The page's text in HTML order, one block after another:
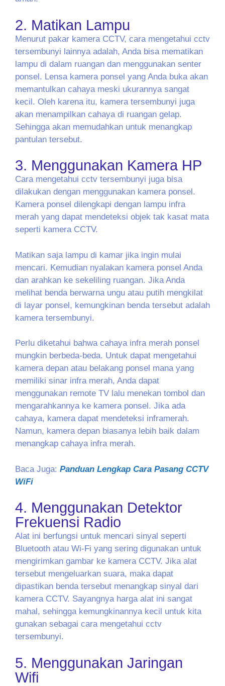
2. Matikan Lampu
Menurut pakar kamera CCTV, cara mengetahui cctv
tersembunyi lainnya adalah, Anda bisa mematikan
lampu di dalam ruangan dan menggunakan senter
ponsel. Lensa kamera ponsel yang Anda buka akan
memantulkan cahaya meski ukurannya sangat
kecil. Oleh karena itu, kamera tersembunyi juga
akan menampilkan cahaya di ruangan gelap.
Sehingga akan memudahkan untuk menangkap
pantulan tersebut.
3. Menggunakan Kamera HP
Cara mengetahui cctv tersembunyi juga bisa
dilakukan dengan menggunakan kamera ponsel.
Kamera ponsel dilengkapi dengan lampu infra
merah yang dapat mendeteksi objek tak kasat mata
seperti kamera CCTV.
Matikan saja lampu di kamar jika ingin mulai
mencari. Kemudian nyalakan kamera ponsel Anda
dan arahkan ke sekeliling ruangan. Jika Anda
melihat benda berwarna ungu atau putih mengkilat
di layar ponsel, kemungkinan benda tersebut adalah
kamera tersembunyi.
Perlu diketahui bahwa cahaya infra merah ponsel
mungkin berbeda-beda. Untuk dapat mengetahui
kamera depan atau belakang ponsel mana yang
memiliki sinar infra merah, Anda dapat
menggunakan remote TV lalu menekan tombol dan
mengarahkannya ke kamera ponsel. Jika ada
cahaya, kamera dapat mendeteksi inframerah.
Namun, kamera depan biasanya lebih baik dalam
menangkap cahaya infra merah.
Baca Juga: Panduan Lengkap Cara Pasang CCTV
WiFi
4. Menggunakan Detektor
Frekuensi Radio
Alat ini berfungsi untuk mencari sinyal seperti
Bluetooth atau Wi-Fi yang sering digunakan untuk
mengirimkan gambar ke kamera CCTV. Jika alat
tersebut mengeluarkan suara, maka dapat
dipastikan benda tersebut menangkap sinyal dari
kamera CCTV. Sayangnya harga alat ini sangat
mahal, sehingga kemungkinannya kecil untuk kita
gunakan sebagai cara mengetahui cctv
tersembunyi.
5. Menggunakan Jaringan
Wifi